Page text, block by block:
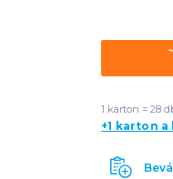
1 karton = 28
+1 karton